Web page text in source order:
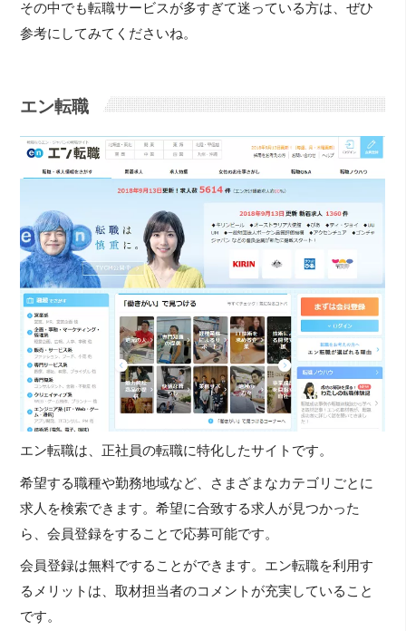
その中でも転職サービスが多すぎて迷っている方は、ぜひ
参考にしてみてくださいね。
エン転職
エン転職は、正社員の転職に特化したサイトです。
希望する職種や勤務地域など、さまざまなカテゴリごとに
求人を検索できます。希望に合致する求人が見つかった
ら、会員登録をすることで応募可能です。
会員登録は無料ですることができます。エン転職を利用す
るメリットは、取材担当者のコメントが充実していること
です。